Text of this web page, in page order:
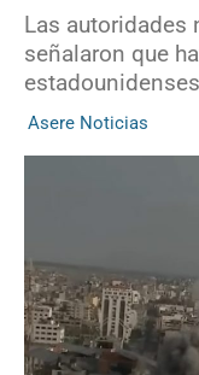
Las autoridades
señalaron que
Asere Noticias